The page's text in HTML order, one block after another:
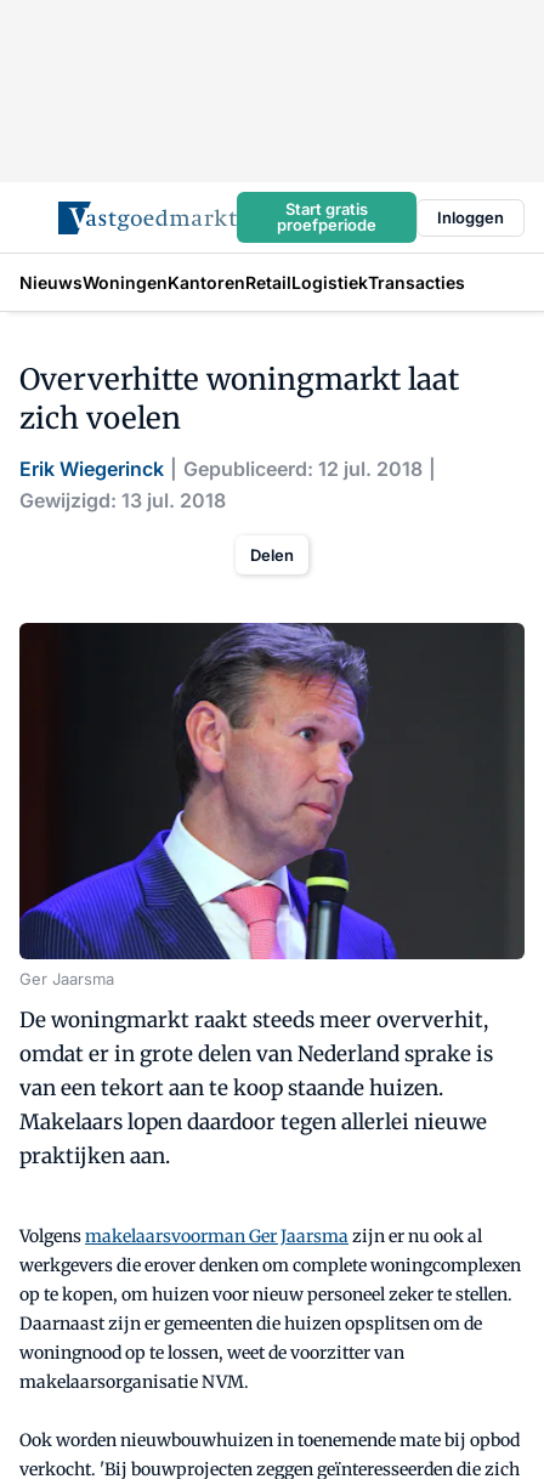
Start gratis
proefperiode
Inloggen
NieuwsWoningenKantorenRetailLogistiekTransacties
Oververhitte woningmarkt laat
zich voelen
Erik Wiegerinck
Gepubliceerd: 12 jul. 2018
Gewijzigd: 13 jul. 2018
Delen
Ger Jaarsma
De woningmarkt raakt steeds meer oververhit,
omdat er in grote delen van Nederland sprake is
van een tekort aan te koop staande huizen.
Makelaars lopen daardoor tegen allerlei nieuwe
praktijken aan.
Volgensmakelaarsvoorman Ger Jaarsmazijn er nu ook al
werkgevers die erover denken om complete woningcomplexen
op te kopen, om huizen voor nieuw personeel zeker te stellen.
Daarnaast zijn er gemeenten die huizen opsplitsen om de
woningnood op te lossen, weet de voorzitter van
makelaarsorganisatie NVM.
Ook worden nieuwbouwhuizen in toenemende mate bij opbod
verkocht. 'Bij bouwprojecten zeggen geïnteresseerden die zich